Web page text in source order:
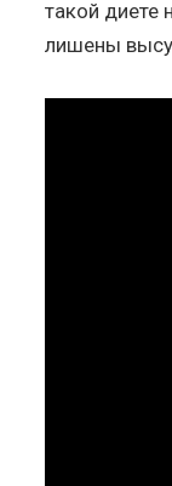
такой диете
лишены